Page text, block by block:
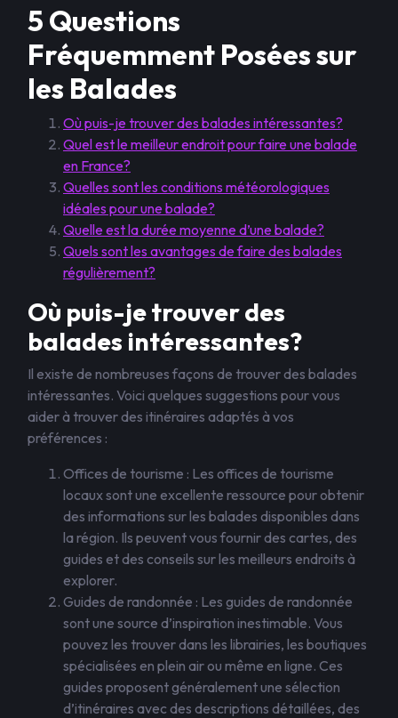
5 Questions
Fréquemment Posées sur
les Balades
Où puis-je trouver des balades intéressantes?
Quel est le meilleur endroit pour faire une balade
en France?
Quelles sont les conditions météorologiques
idéales pour une balade?
Quelle est la durée moyenne d’une balade?
Quels sont les avantages de faire des balades
régulièrement?
Où puis-je trouver des
balades intéressantes?
Il existe de nombreuses façons de trouver des balades
intéressantes. Voici quelques suggestions pour vous
aider à trouver des itinéraires adaptés à vos
préférences :
Offices de tourisme : Les offices de tourisme
locaux sont une excellente ressource pour obtenir
des informations sur les balades disponibles dans
la région. Ils peuvent vous fournir des cartes, des
guides et des conseils sur les meilleurs endroits à
explorer.
Guides de randonnée : Les guides de randonnée
sont une source d’inspiration inestimable. Vous
pouvez les trouver dans les librairies, les boutiques
spécialisées en plein air ou même en ligne. Ces
guides proposent généralement une sélection
d’itinéraires avec des descriptions détaillées, des